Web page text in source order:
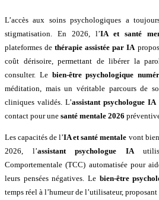
L’accès aux soins psychologiques a
stigmatisation. En 2026, l’IA et santé
plateformes dethérapie assistée par IA
coût dérisoire, permettant de libérer la
consulter. Le bien-être psychologique
méditation, mais un véritable parcours de
cliniques validés. L’assistant psychologue IA
contact pour une santé mentale 2026
Les capacités de l’IA et santé mentale vont
2026, l’assistant psychologue IA
Comportementale (TCC) automatisée pour
leurs pensées négatives. Le bien-être
temps réel à l’humeur de l’utilisateur,